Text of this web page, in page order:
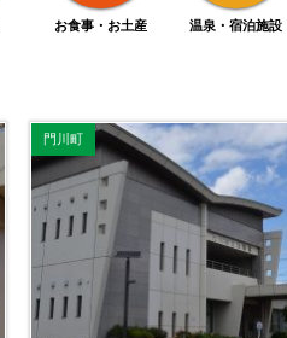
お食事・お土産 温泉・宿泊施設
門川町